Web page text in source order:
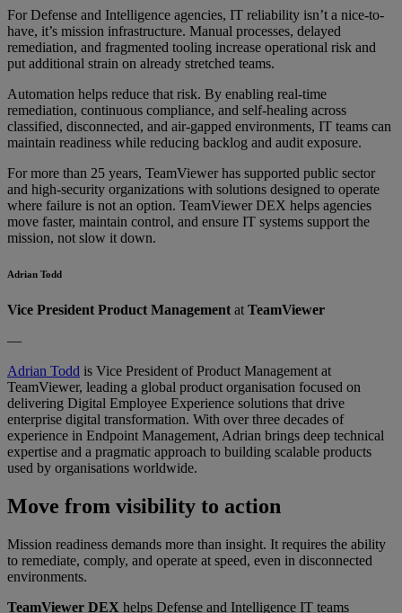
For Defense and Intelligence agencies, IT reliability isn’t a nice-to-
have, it’s mission infrastructure. Manual processes, delayed
remediation, and fragmented tooling increase operational risk and
put additional strain on already stretched teams.
Automation helps reduce that risk. By enabling real-time
remediation, continuous compliance, and self-healing across
classified, disconnected, and air-gapped environments, IT teams can
maintain readiness while reducing backlog and audit exposure.
For more than 25 years, TeamViewer has supported public sector
and high-security organizations with solutions designed to operate
where failure is not an option. TeamViewer DEX helps agencies
move faster, maintain control, and ensure IT systems support the
mission, not slow it down.
Adrian Todd
Vice President Product Management at TeamViewer
—
Adrian Todd is Vice President of Product Management at
TeamViewer, leading a global product organisation focused on
delivering Digital Employee Experience solutions that drive
enterprise digital transformation. With over three decades of
experience in Endpoint Management, Adrian brings deep technical
expertise and a pragmatic approach to building scalable products
used by organisations worldwide.
Move from visibility to action
Mission readiness demands more than insight. It requires the ability
to remediate, comply, and operate at speed, even in disconnected
environments.
TeamViewer DEX helps Defense and Intelligence IT teams